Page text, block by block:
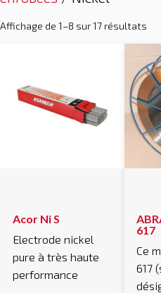
Affichage de 1–8 sur 17 résultats
Acor Ni S
Electrode nickel
pure à très haute
performance
617
Ce
617